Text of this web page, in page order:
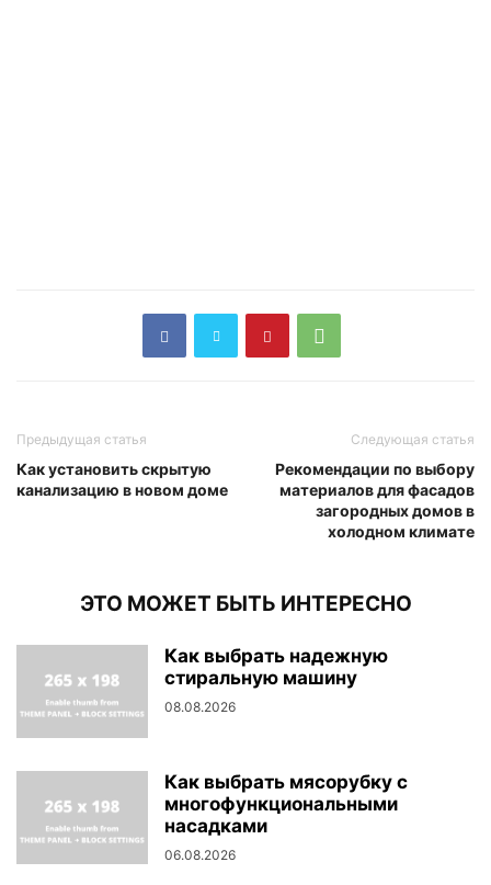
Предыдущая статья
Как установить скрытую
канализацию в новом доме
Следующая статья
Рекомендации по выбору
материалов для фасадов
загородных домов в
холодном климате
ЭТО МОЖЕТ БЫТЬ ИНТЕРЕСНО
Как выбрать надежную
стиральную машину
08.08.2026
Как выбрать мясорубку с
многофункциональными
насадками
06.08.2026